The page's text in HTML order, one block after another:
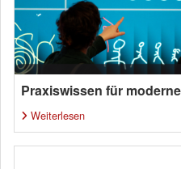
Praxiswissen für
Weiterlesen